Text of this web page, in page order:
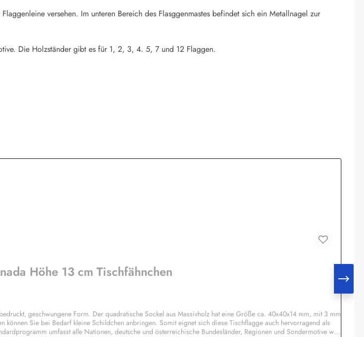
versehen. Im unteren Bereich des Flasggenmastes befindet sich ein Metallnagel zur
Die Holzständer gibt es für 1, 2, 3, 4. 5, 7 und 12 Flaggen.
Höhe 13 cm Tischfähnchen
geschwungene Form. Der quadratische Sockel aus Massivholz hat eine Größe ca. 40x40x14 mm, mit 3 mm
können Sie bei Bedarf kleine Schildchen anbringen. Somit eignet sich diese Tischflagge auch hervorragend als
umfasst alle Nationen, deutsche und österreichische Bundesländer, Regionen und Sondermotive wie